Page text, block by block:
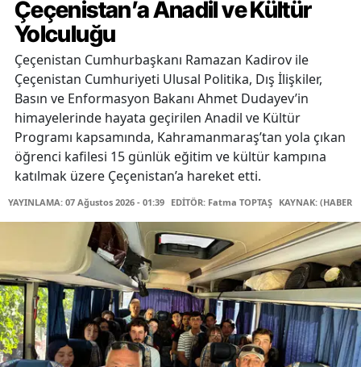
Çeçenistan’a Anadil ve Kültür
Yolculuğu
Çeçenistan Cumhurbaşkanı Ramazan Kadirov ile
Çeçenistan Cumhuriyeti Ulusal Politika, Dış İlişkiler,
Basın ve Enformasyon Bakanı Ahmet Dudayev’in
himayelerinde hayata geçirilen Anadil ve Kültür
Programı kapsamında, Kahramanmaraş’tan yola çıkan
öğrenci kafilesi 15 günlük eğitim ve kültür kampına
katılmak üzere Çeçenistan’a hareket etti.
YAYINLAMA: 07 Ağustos 2026 - 01:39 EDİTÖR: Fatma TOPTAŞ KAYNAK: (HABER